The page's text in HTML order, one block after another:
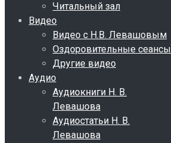
Читальный зал
Видео
Видео с Н.В. Левашовым
Оздоровительные сеансы
Другие видео
Аудио
Аудиокниги Н. В.
Левашова
Аудиостатьи Н. В.
Левашова